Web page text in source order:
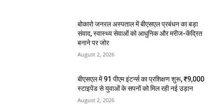
बोकारो जनरल अस्पताल में बीएसएल प्रबंधन का बड़ा
संवाद, स्वास्थ्य सेवाओं को आधुनिक और मरीज-केंद्रित
बनाने पर जोर
August 2, 2026
बीएसएल में 91 पीएम इंटर्न्स का प्रशिक्षण शुरू, ₹9,000
स्टाइपेंड से युवाओं के सपनों को मिल रही नई उड़ान
August 2, 2026